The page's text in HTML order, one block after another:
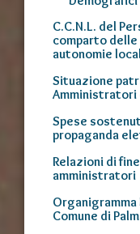
C.C.N.L. del
comparto
autonomie
Situazione
Amministratori
Spese
propaganda
Relazioni di
amministratori
Comune di